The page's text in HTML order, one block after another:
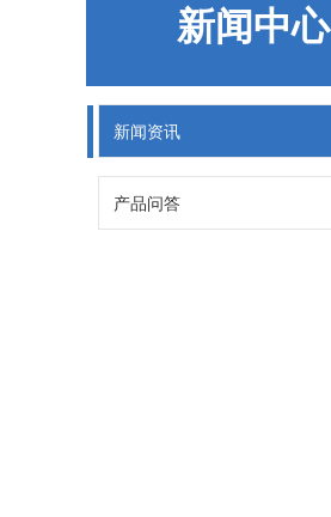
新闻中心
新闻资讯
产品问答